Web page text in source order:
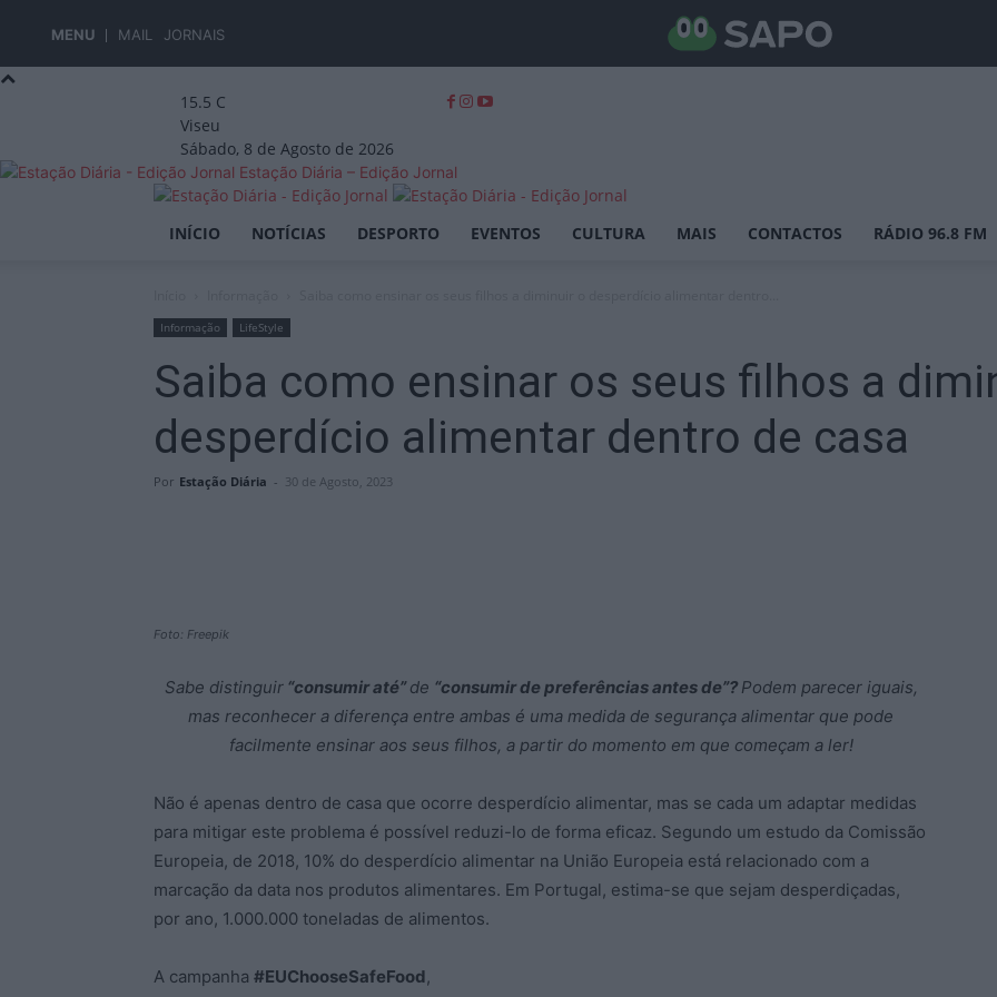
MENU MAIL JORNAIS
15.5 C
Viseu
Sábado, 8 de Agosto de 2026
Estação Diária – Edição Jornal
INÍCIO NOTÍCIAS DESPORTO EVENTOS CULTURA MAIS CONTACTOS RÁDIO 96.8 FM
Informação LifeStyle
Saiba como ensinar os seus filhos a
desperdício alimentar dentro de casa
Por Estação Diária - 30 de Agosto, 2023
Foto: Freepik
Sabe distinguir“consumir até”de “consumir de preferências antes de”? Podem parecer iguais,
mas reconhecer a diferença entre ambas é uma medida de segurança alimentar que pode
facilmente ensinar aos seus filhos, a partir do momento em que começam a ler!
Não é apenas dentro de casa que ocorre desperdício alimentar, mas se cada um adaptar medidas
para mitigar este problema é possível reduzi-lo de forma eficaz. Segundo um estudo da Comissão
Europeia, de 2018, 10% do desperdício alimentar na União Europeia está relacionado com a
marcação da data nos produtos alimentares. Em Portugal, estima-se que sejam desperdiçadas,
por ano, 1.000.000 toneladas de alimentos.
A campanha #EUChooseSafeFood,